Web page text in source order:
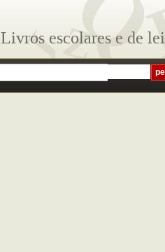
Livros escolares e de